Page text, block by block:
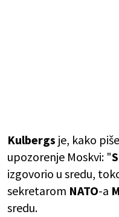
Kulbergs je, kako
upozorenje Moskvi: "
izgovorio u sredu,
sekretarom NATO-a
sredu.